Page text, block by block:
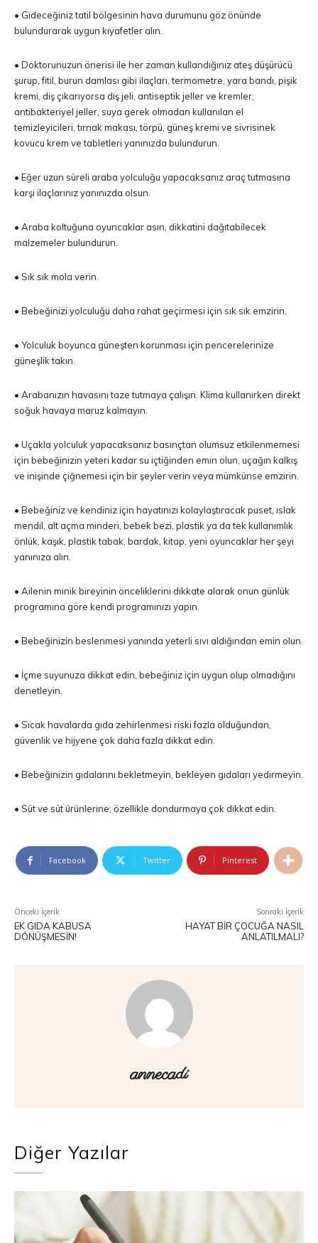
• Gideceğiniz tatil bölgesinin hava durumunu göz önünde
bulundurarak uygun kıyafetler alın.
• Doktorunuzun önerisi ile her zaman kullandığınız ateş düşürücü
şurup, fitil, burun damlası gibi ilaçları, termometre, yara bandı, pişik
kremi, diş çıkarıyorsa diş jeli, antiseptik jeller ve kremler,
antibakteriyel jeller, suya gerek olmadan kullanılan el
temizleyicileri, tırnak makası, törpü, güneş kremi ve sivrisinek
kovucu krem ve tabletleri yanınızda bulundurun.
• Eğer uzun süreli araba yolculuğu yapacaksanız araç tutmasına
karşı ilaçlarınız yanınızda olsun.
• Araba koltuğuna oyuncaklar asın, dikkatini dağıtabilecek
malzemeler bulundurun.
• Sık sık mola verin.
• Bebeğinizi yolculuğu daha rahat geçirmesi için sık sık emzirin.
• Yolculuk boyunca güneşten korunması için pencerelerinize
güneşlik takın.
• Arabanızın havasını taze tutmaya çalışın. Klima kullanırken direkt
soğuk havaya maruz kalmayın.
• Uçakla yolculuk yapacaksanız basınçtan olumsuz etkilenmemesi
için bebeğinizin yeteri kadar su içtiğinden emin olun, uçağın kalkış
ve inişinde çiğnemesi için bir şeyler verin veya mümkünse emzirin.
• Bebeğiniz ve kendiniz için hayatınızı kolaylaştıracak puset, ıslak
mendil, alt açma minderi, bebek bezi, plastik ya da tek kullanımlık
önlük, kaşık, plastik tabak, bardak, kitap, yeni oyuncaklar her şeyi
yanınıza alın.
• Ailenin minik bireyinin önceliklerini dikkate alarak onun günlük
programına göre kendi programınızı yapın.
• Bebeğinizin beslenmesi yanında yeterli sıvı aldığından emin olun.
• İçme suyunuza dikkat edin, bebeğiniz için uygun olup olmadığını
denetleyin.
• Sıcak havalarda gıda zehirlenmesi riski fazla olduğundan,
güvenlik ve hijyene çok daha fazla dikkat edin.
• Bebeğinizin gıdalarını bekletmeyin, bekleyen gıdaları yedirmeyin.
• Süt ve süt ürünlerine; özellikle dondurmaya çok dikkat edin.
Facebook Twitter Pinterest
Önceki İçerik
EK GIDA KABUSA
DÖNÜŞMESIN!
Sonraki İçerik
HAYAT BIR ÇOCUĞA NASIL
ANLATILMALI?
annecadi
Diğer Yazılar